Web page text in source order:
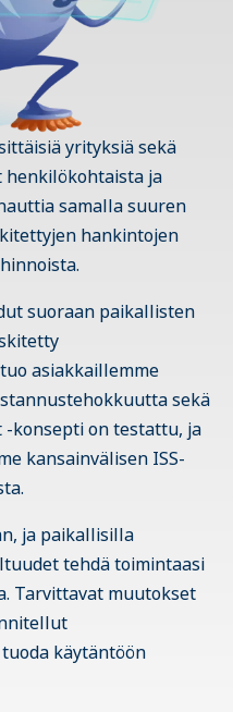
yrityksiä sekä
ja
samalla suuren
hankintojen
suoraan paikallisten
asiakkaillemme
sekä
-konsepti on testattu, ja
kansainvälisen ISS-
ja paikallisilla
tehdä toimintaasi
Tarvittavat muutokset
käytäntöön